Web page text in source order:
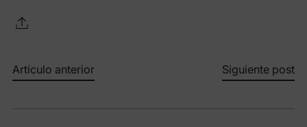
Artículo anterior Siguiente post